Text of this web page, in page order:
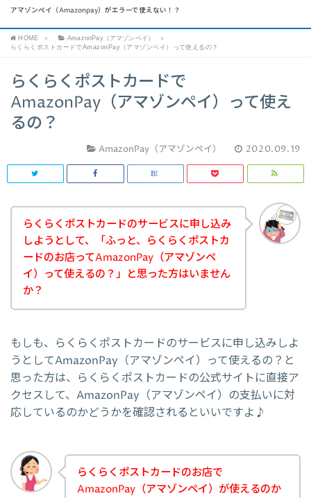
アマゾンペイ（Amazonpay）がエラーで使えない！？
HOME
AmazonPay（アマゾンペイ）
らくらくポストカードでAmazonPay（アマゾンペイ）って使えるの？
らくらくポストカードで
AmazonPay（アマゾンペイ）って使え
るの？
AmazonPay（アマゾンペイ） 2020.09.19
らくらくポストカードのサービスに申し込み
しようとして、「ふっと、らくらくポストカ
ードのお店ってAmazonPay（アマゾンペ
イ）って使えるの？」と思った方はいません
か？
もしも、らくらくポストカードのサービスに申し込みしよ
うとしてAmazonPay（アマゾンペイ）って使えるの？と
思った方は、らくらくポストカードの公式サイトに直接ア
クセスして、AmazonPay（アマゾンペイ）の支払いに対
応しているのかどうかを確認されるといいですよ♪
らくらくポストカードのお店で
AmazonPay（アマゾンペイ）が使えるのか